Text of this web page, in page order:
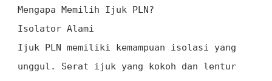
Mengapa Memilih Ijuk PLN?
Isolator Alami
Ijuk PLN memiliki kemampuan isolasi yang
unggul. Serat ijuk yang kokoh dan lentur